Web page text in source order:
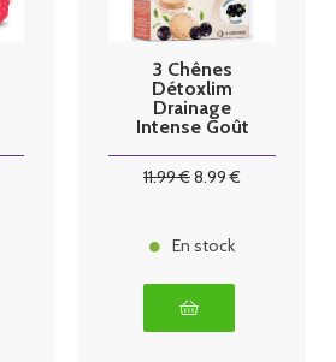
3 Chênes
Détoxlim
Drainage
Intense Goût
Comprimés
Effervescent
11.99€8.99 €
En stock